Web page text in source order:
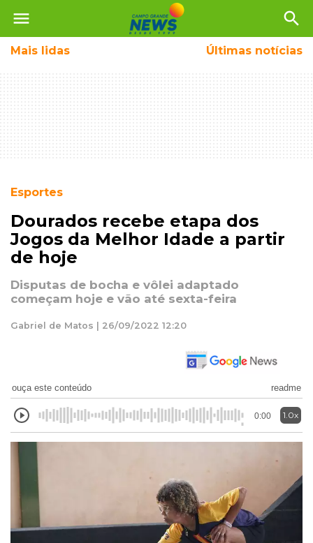
menu search
Mais lidas Últimas notícias
Esportes
Dourados recebe etapa dos
Jogos da Melhor Idade a partir
de hoje
Disputas de bocha e vôlei adaptado
começam hoje e vão até sexta-feira
Gabriel de Matos | 26/09/2022 12:20
ouça este conteúdo readme
0:00 1.0x